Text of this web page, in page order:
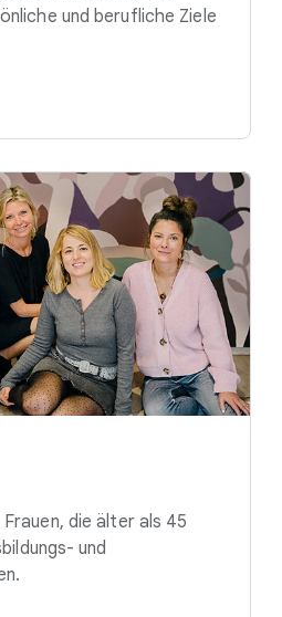
und berufliche Ziele
die älter als 45
und